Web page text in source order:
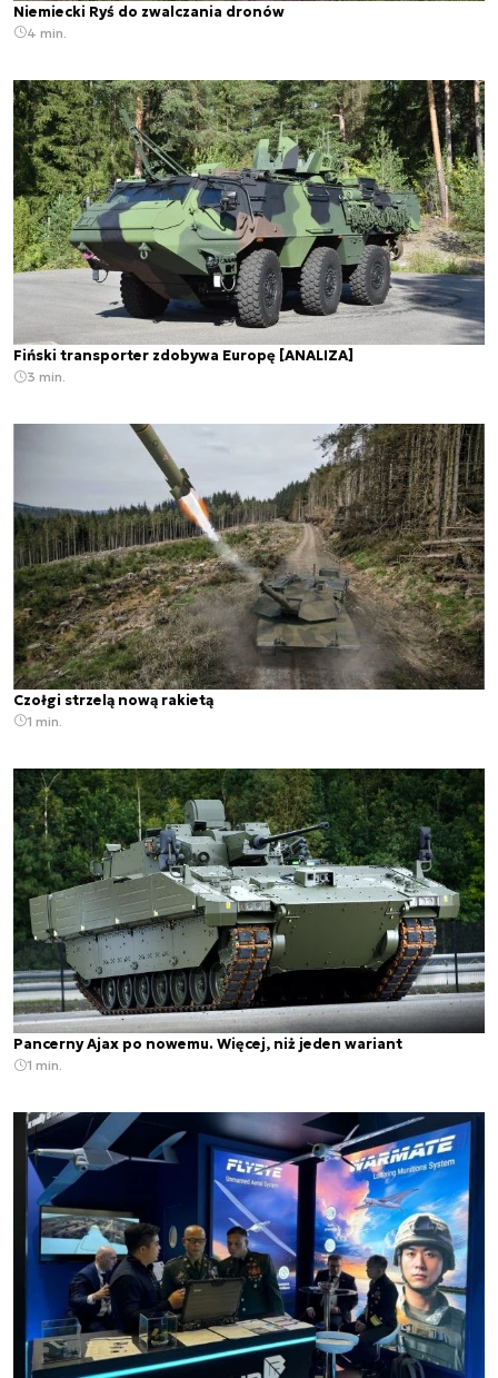
Niemiecki Ryś do zwalczania dronów
4 min.
Fiński transporter zdobywa Europę [ANALIZA]
3 min.
Czołgi strzelą nową rakietą
1 min.
Pancerny Ajax po nowemu. Więcej, niż jeden wariant
1 min.